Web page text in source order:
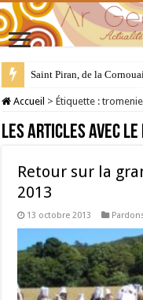
Saint Piran, de la
28 juillet : Saint Samson
Accueil > Étiquette :tromenie
Les articles avec
Retour sur la
2013
13 octobre 2013